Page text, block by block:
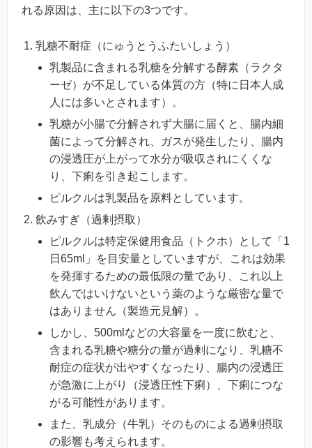
れる原因は、主に以下の3つです。
乳糖不耐症（にゅうとうふたいしょう）
乳製品に含まれる乳糖を分解する酵素（ラクタ
ーゼ）が不足している体質の方（特に日本人成
人には多いとされます）。
乳糖が小腸で分解されず大腸に届くと、腸内細
菌によって分解され、ガスが発生したり、腸内
の浸透圧が上がって水分が吸収されにくくな
り、下痢を引き起こします。
ピルクルは乳製品を原料としています。
飲みすぎ（過剰摂取）
ピルクルは特定保健用食品（トクホ）として「1
日65ml」を目安量としていますが、これは効果
を発揮するための最低限の量であり、これ以上
飲んではいけないという薬のような厳密な量で
はありません（製造元見解）。
しかし、500mlなどの大容量を一度に飲むと、
含まれる乳糖や糖分の量が過剰になり、乳糖不
耐症の症状が出やすくなったり、腸内の浸透圧
が急激に上がり（浸透圧性下痢）、下痢につな
がる可能性があります。
また、乳成分（牛乳）そのものによる過剰摂取
の影響も考えられます。